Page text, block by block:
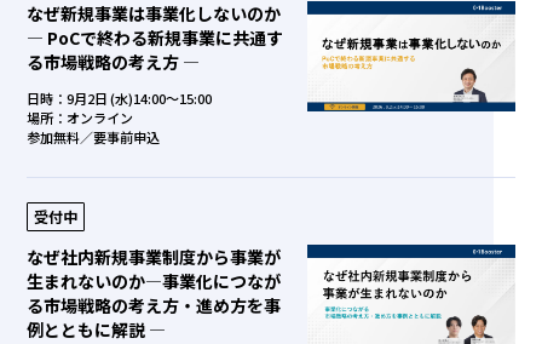
なぜ新規事業は事業化しないのか
― PoCで終わる新規事業に共通す
る市場戦略の考え方 ―
日時：9月2日 (水)14:00～15:00
場所：オンライン
参加無料／要事前申込
受付中
なぜ社内新規事業制度から事業が
生まれないのか―事業化につなが
る市場戦略の考え方・進め方を事
例とともに解説 ―